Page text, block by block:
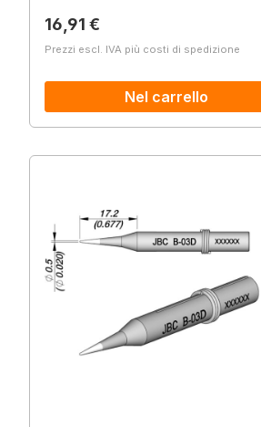
Prezzo normale:
16,91 €
Prezzi escl. IVA più costi di spedizione
Nel carrello